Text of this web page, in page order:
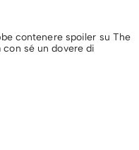
contenere spoiler su The
sé un dovere di